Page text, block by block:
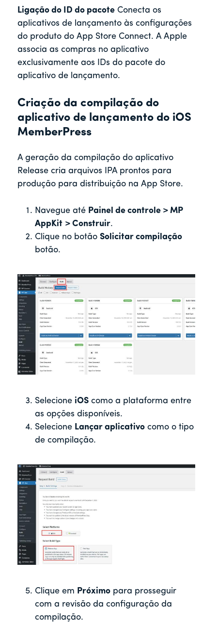
Ligação do ID do pacote Conecta os
aplicativos de lançamento às configurações
do produto do App Store Connect. A Apple
associa as compras no aplicativo
exclusivamente aos IDs do pacote do
aplicativo de lançamento.
Criação da compilação do
aplicativo de lançamento do iOS
MemberPress
A geração da compilação do aplicativo
Release cria arquivos IPA prontos para
produção para distribuição na App Store.
Navegue até Painel de controle > MP
AppKit > Construir.
Clique no botão Solicitar compilação
botão.
Selecione iOS como a plataforma entre
as opções disponíveis.
Selecione Lançar aplicativo como o tipo
de compilação.
Clique em Próximo para prosseguir
com a revisão da configuração da
compilação.